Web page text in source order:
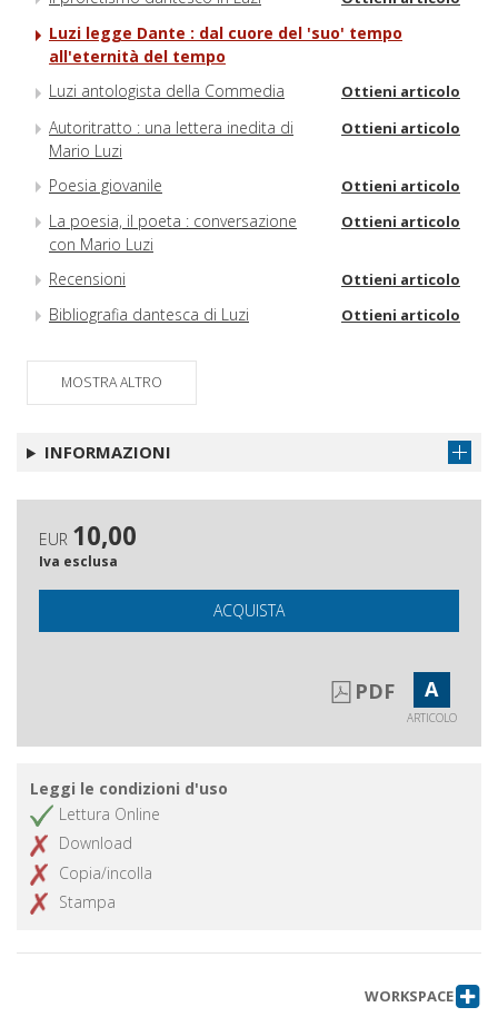
Luzi legge Dante : dal cuore del 'suo' tempo
all'eternità del tempo
Luzi antologista della Commedia
Ottieni articolo
Autoritratto : una lettera inedita di
Mario Luzi
Ottieni articolo
Poesia giovanile Ottieni articolo
La poesia, il poeta : conversazione
con Mario Luzi
Ottieni articolo
Recensioni Ottieni articolo
Bibliografia dantesca di Luzi Ottieni articolo
MOSTRA ALTRO
INFORMAZIONI
EUR 10,00
Iva esclusa
ACQUISTA
PDF A
ARTICOLO
Leggi le condizioni d'uso
Lettura Online
Download
Copia/incolla
Stampa
WORKSPACE